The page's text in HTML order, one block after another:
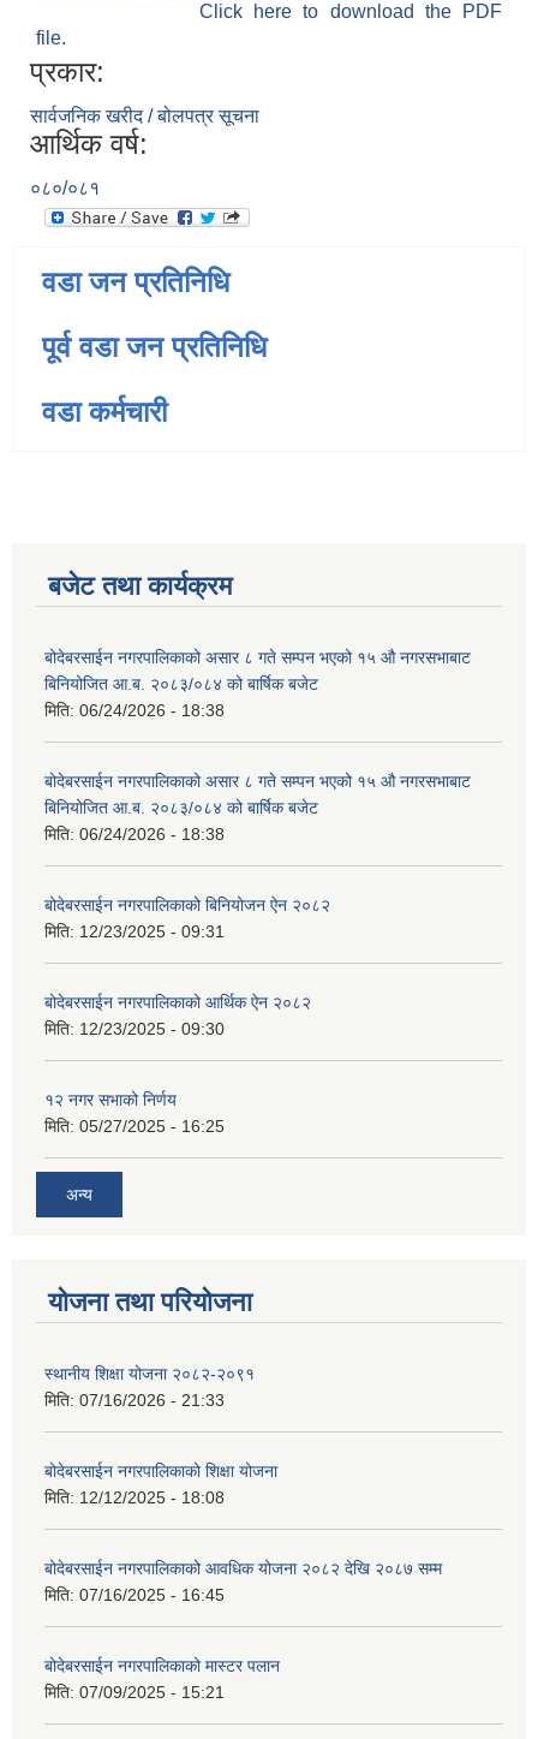
Click here to download the PDF
file.
प्रकार:
सार्वजनिक खरीद / बोलपत्र सूचना
आर्थिक वर्ष:
०८०/०८१
वडा जन प्रतिनिधि
पूर्व वडा जन प्रतिनिधि
वडा कर्मचारी
बजेट तथा कार्यक्रम
बोदेबरसाईन नगरपालिकाको असार ८ गते सम्पन भएको १५ ‍‍‍औ नगरसभाबाट
बिनियोजित आ.ब. २०८३/०८४ को बार्षिक बजेट
मिति: 06/24/2026 - 18:38
बोदेबरसाईन नगरपालिकाको असार ८ गते सम्पन भएको १५ ‍‍‍औ नगरसभाबाट
बिनियोजित आ.ब. २०८३/०८४ को बार्षिक बजेट
मिति: 06/24/2026 - 18:38
बोदेबरसाईन नगरपालिकाको बिनियोजन ऐन २०८२
मिति: 12/23/2025 - 09:31
बोदेबरसाईन नगरपालिकाको आर्थिक ऐन २०८२
मिति: 12/23/2025 - 09:30
१२ नगर सभाको निर्णय
मिति: 05/27/2025 - 16:25
अन्य
योजना तथा परियोजना
स्थानीय शिक्षा योजना २०८२-२०९१
मिति: 07/16/2026 - 21:33
बोदेबरसाईन नगरपालिकाको शिक्षा योजना
मिति: 12/12/2025 - 18:08
बोदेबरसाईन नगरपालिकाको आवधिक योजना २०८२ देखि २०८७ सम्म
मिति: 07/16/2025 - 16:45
बोदेबरसाईन नगरपालिकाको मास्टर पलान
मिति: 07/09/2025 - 15:21